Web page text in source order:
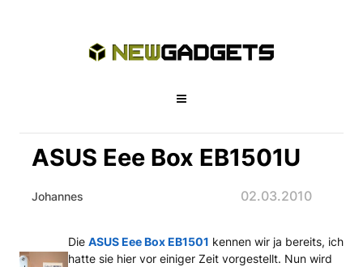
ASUS Eee Box EB1501U
Johannes 02.03.2010
ASUS Eee Box EB1501U
Die ASUS Eee Box EB1501 kennen wir ja bereits, ich
hatte sie hier vor einiger Zeit vorgestellt. Nun wird